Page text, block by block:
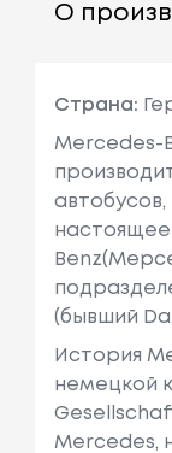
О
Страна:
Mercedes-
автобусов,
(бывший
История
немецкой
Mercedes,